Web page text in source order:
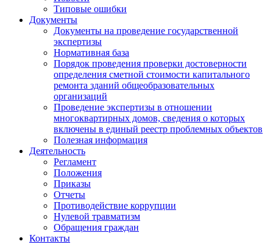
Типовые ошибки
Документы
Документы на проведение государственной
экспертизы
Нормативная база
Порядок проведения проверки достоверности
определения сметной стоимости капитального
ремонта зданий общеобразовательных
организаций
Проведение экспертизы в отношении
многоквартирных домов, сведения о которых
включены в единый реестр проблемных объектов
Полезная информация
Деятельность
Регламент
Положения
Приказы
Отчеты
Противодействие коррупции
Нулевой травматизм
Обращения граждан
Контакты